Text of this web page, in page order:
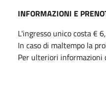
INFORMAZIONI E
L'ingresso unico costa €
In caso di maltempo la
Per ulteriori informazioni